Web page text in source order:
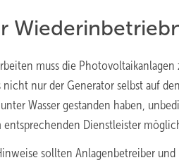
muss die
nicht nur der Generator selbst auf
Wasser gestanden haben,
entsprechenden Dienstleister
sollten Anlagenbetreiber